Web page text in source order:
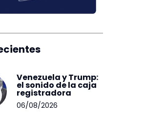
Venezuela y Trump:
el sonido de la caja
registradora
06/08/2026